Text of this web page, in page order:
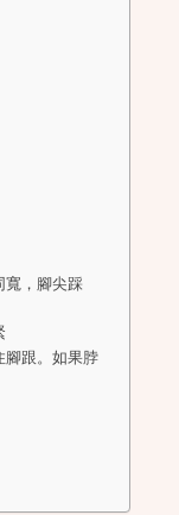
寬，腳尖踩
跟。如果脖